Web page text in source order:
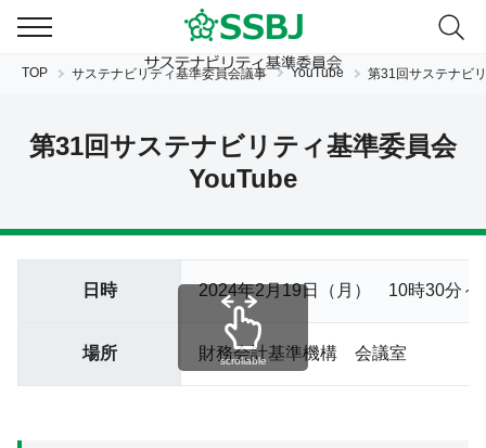
TOP サステナビリティ基準委員会議事 YouTube 第31回サステナビ
第31回サステナビリティ基準委員会
YouTube
日時 2024年2月19日（月） 10時30分～
場所 財務会計基準機構 会議室
scrollable